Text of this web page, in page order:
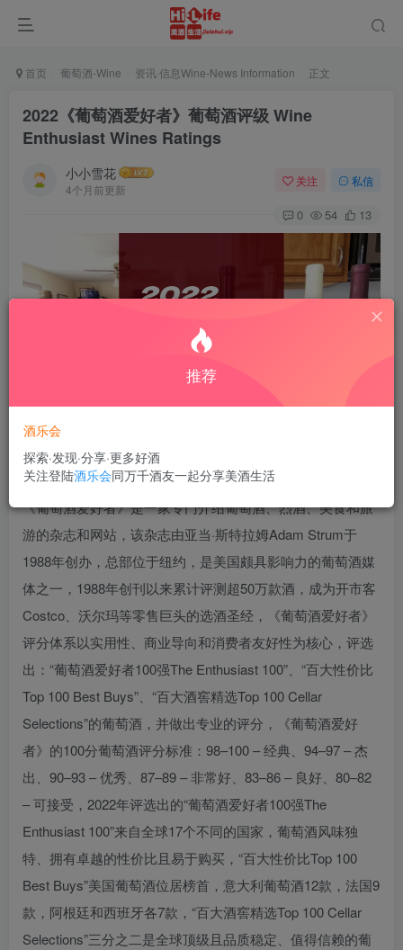
首页 葡萄酒-Wine 资讯·信息Wine-News Information 正文
2022《葡萄酒爱好者》葡萄酒评级 Wine
Enthusiast Wines Ratings
小小雪花
4个月前更新
关注 私信
0 54 13
《葡萄酒爱好者》是一家专门介绍葡萄酒、烈酒、美食和旅
游的杂志和网站，该杂志由亚当·斯特拉姆Adam Strum于
1988年创办，总部位于纽约，是美国颇具影响力的葡萄酒媒
体之一，1988年创刊以来累计评测超50万款酒，成为开市客
Costco、沃尔玛等零售巨头的选酒圣经，《葡萄酒爱好者》
评分体系以实用性、商业导向和消费者友好性为核心，评选
出：“葡萄酒爱好者100强The Enthusiast 100”、“百大性价比
Top 100 Best Buys”、“百大酒窖精选Top 100 Cellar
Selections”的葡萄酒，并做出专业的评分，《葡萄酒爱好
者》的100分葡萄酒评分标准：98–100 – 经典、94–97 – 杰
出、90–93 – 优秀、87–89 – 非常好、83–86 – 良好、80–82
– 可接受，2022年评选出的“葡萄酒爱好者100强The
Enthusiast 100”来自全球17个不同的国家，葡萄酒风味独
特、拥有卓越的性价比且易于购买，“百大性价比Top 100
Best Buys”美国葡萄酒位居榜首，意大利葡萄酒12款，法国9
款，阿根廷和西班牙各7款，“百大酒窖精选Top 100 Cellar
Selections”三分之二是全球顶级且品质稳定、值得信赖的葡
推荐
酒乐会
探索·发现·分享·更多好酒
关注登陆酒乐会同万千酒友一起分享美酒生活